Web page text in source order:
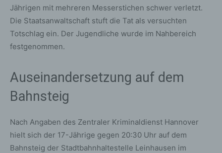
Jährigen mit mehreren Messerstichen schwer verletzt.
Die Staatsanwaltschaft stuft die Tat als versuchten
Totschlag ein. Der Jugendliche wurde im Nahbereich
festgenommen.
Auseinandersetzung auf dem
Bahnsteig
Nach Angaben des Zentraler Kriminaldienst Hannover
hielt sich der 17-Jährige gegen 20:30 Uhr auf dem
Bahnsteig der Stadtbahnhaltestelle Leinhausen im